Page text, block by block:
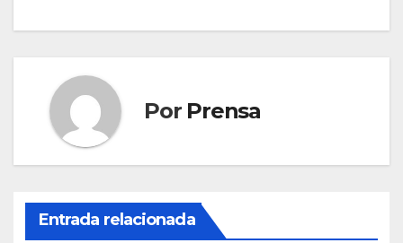
Por Prensa
Entrada relacionada